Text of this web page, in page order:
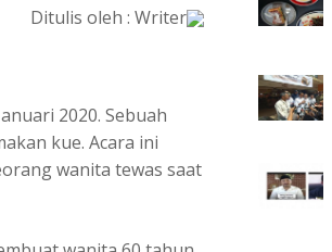
Ditulis oleh : Writer
2020. Sebuah
kue. Acara ini
wanita tewas saat